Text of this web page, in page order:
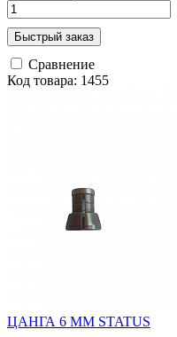
Быстрый заказ
Сравнение
Код товара: 1455
ЦАНГА 6 ММ STATUS